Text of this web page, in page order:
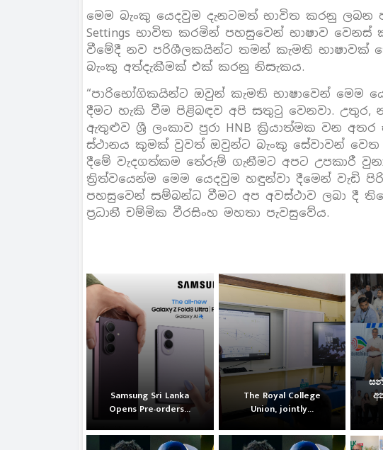
මෙම බැංකු යෙදවුම දැනටමත් භාවිත කරනු ලබන
Settings භාවිත කරමින් පහසුවෙන් භාෂාව
වීමේදී නව පරිශීලකයින්ට තමන් කැමති භාෂාවක්
බැංකු අත්දැකීමක් එක් කරනු නිසැකය.
“පාරිභෝගිකයින්ට ඔවුන් කැමති භාෂාවෙන් මෙම
දීමට හැකි වීම පිළිබඳව අපි සතුටු වෙනවා.
ඇතුළුව ශ්‍රී ලංකාව පුරා HNB ක්‍රියාත්මක වන
ස්ථානය කුමක් වුවත් ඔවුන්ට බැංකු සේවාවන් වෙත
දීමේ වැදගත්කම තේරුම් ගැනීමට අපට උපකාරී
ත්‍රිත්වයෙන්ම මෙම යෙදවුම හඳුන්වා දීමෙන් වැඩි
පහසුවෙන් සම්බන්ධ වීමට අප අවස්ථාව ලබා දී
ප්‍රධානී චම්මික වීරසිංහ මහතා පැවසුවේය.
Samsung Sri Lanka
Opens Pre-orders...
The Royal College
Union, jointly...